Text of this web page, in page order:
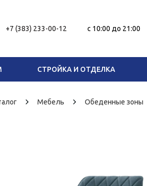
+7 (383) 233-00-12 c 10:00 до 21:00
СТРОЙКА И ОТДЕЛКА
Мебель Обеденные зоны